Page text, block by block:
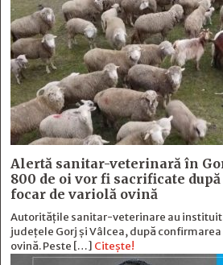
Alertă sanitar-veterinară în
800 de oi vor fi sacrificate
focar de variolă ovină
Autoritățile sanitar-veterinare au instituit
județele Gorj și Vâlcea, după
ovină. Peste […] Citește!